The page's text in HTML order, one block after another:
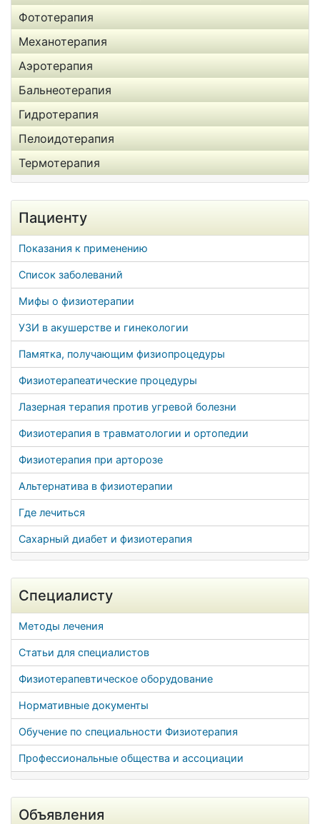
Фототерапия
Механотерапия
Аэротерапия
Бальнеотерапия
Гидротерапия
Пелоидотерапия
Термотерапия
Пациенту
Показания к применению
Список заболеваний
Мифы о физиотерапии
УЗИ в акушерстве и гинекологии
Памятка, получающим физиопроцедуры
Физиотерапеатические процедуры
Лазерная терапия против угревой болезни
Физиотерапия в травматологии и ортопедии
Физиотерапия при арторозе
Альтернатива в физиотерапии
Где лечиться
Сахарный диабет и физиотерапия
Специалисту
Методы лечения
Статьи для специалистов
Физиотерапевтическое оборудование
Нормативные документы
Обучение по специальности Физиотерапия
Профессиональные общества и ассоциации
Объявления